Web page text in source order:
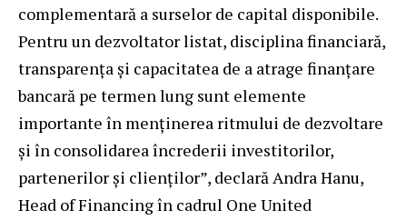
complementară a surselor de capital disponibile.
Pentru un dezvoltator listat, disciplina financiară,
transparența și capacitatea de a atrage finanțare
bancară pe termen lung sunt elemente
importante în menținerea ritmului de dezvoltare
și în consolidarea încrederii investitorilor,
partenerilor și clienților”, declară Andra Hanu,
Head of Financing în cadrul One United